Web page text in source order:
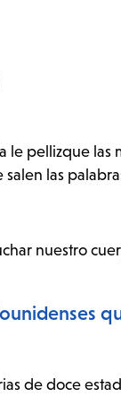
le pellizque
las
nuestro
de doce